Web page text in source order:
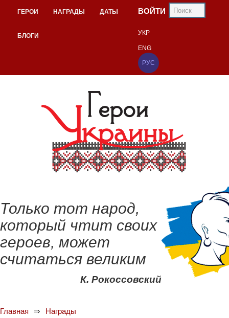
ГЕРОИ НАГРАДЫ ДАТЫ
БЛОГИ
ВОЙТИ
УКР
ENG
РУС
Только тот народ,
который чтит своих
героев, может
считаться великим
К. Рокоссовский
Главная Награды